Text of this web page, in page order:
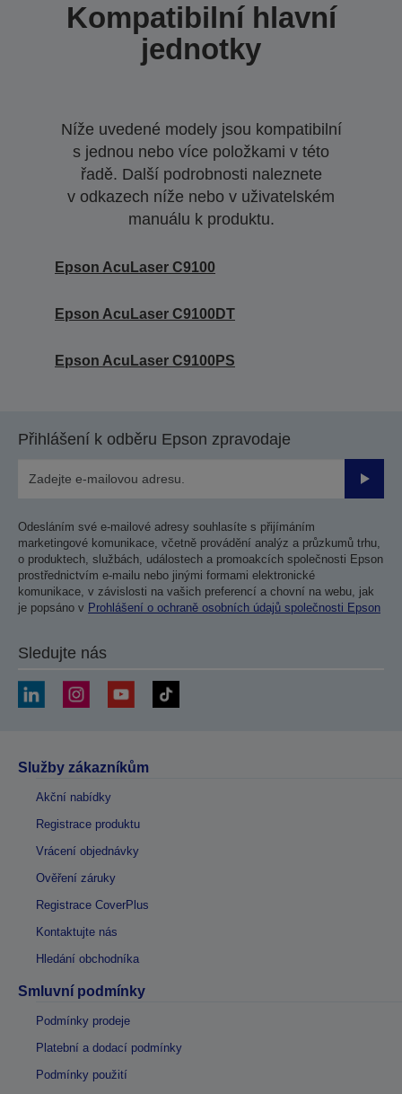
Kompatibilní hlavní
jednotky
Níže uvedené modely jsou kompatibilní
s jednou nebo více položkami v této
řadě. Další podrobnosti naleznete
v odkazech níže nebo v uživatelském
manuálu k produktu.
Epson AcuLaser C9100
Epson AcuLaser C9100DT
Epson AcuLaser C9100PS
Přihlášení k odběru Epson zpravodaje
Odesláním své e-mailové adresy souhlasíte s přijímáním
marketingové komunikace, včetně provádění analýz a průzkumů trhu,
o produktech, službách, událostech a promoakcích společnosti Epson
prostřednictvím e-mailu nebo jinými formami elektronické
komunikace, v závislosti na vašich preferencí a chovní na webu, jak
je popsáno v Prohlášení o ochraně osobních údajů společnosti Epson
Sledujte nás
Služby zákazníkům
Akční nabídky
Registrace produktu
Vrácení objednávky
Ověření záruky
Registrace CoverPlus
Kontaktujte nás
Hledání obchodníka
Smluvní podmínky
Podmínky prodeje
Platební a dodací podmínky
Podmínky použití